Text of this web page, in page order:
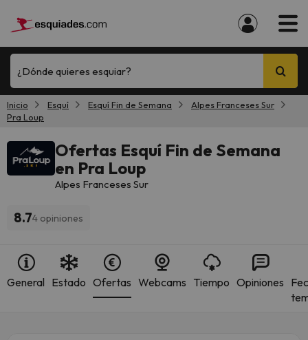
¿Dónde quieres esquiar?
Inicio Esquí Esquí Fin de Semana
Alpes Franceses Sur
Pra Loup
Ofertas Esquí Fin de Semana
en Pra Loup
Alpes Franceses Sur
8.74 opiniones
General Estado Ofertas Webcams Tiempo Opiniones